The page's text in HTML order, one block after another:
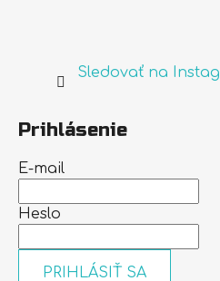
Sledovať na
Prihlásenie
E-mail
Heslo
PRIHLÁSIŤ SA